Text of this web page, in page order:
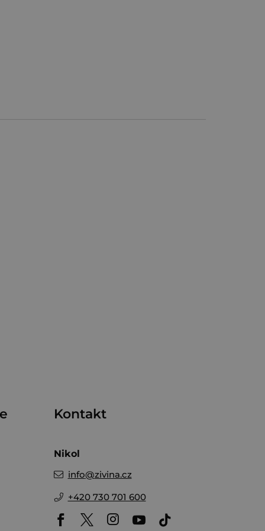
Kontakt
Nikol
info@zivina.cz
+420 730 701 600